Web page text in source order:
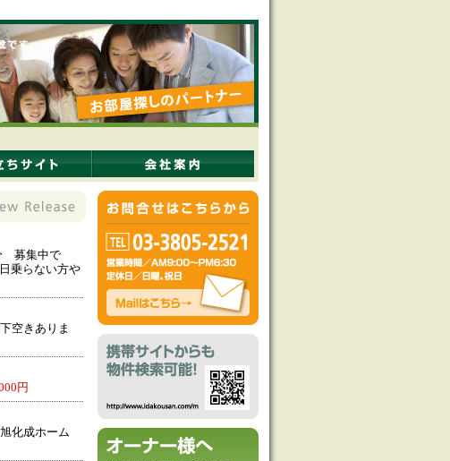
募集中で
乗らない方や
空きありま
円
化成ホーム